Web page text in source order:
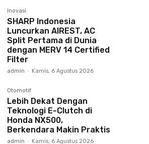
Inovasi
SHARP Indonesia
Luncurkan AIREST, AC
Split Pertama di Dunia
dengan MERV 14 Certified
Filter
admin - Kamis, 6 Agustus 2026
Otomotif
Lebih Dekat Dengan
Teknologi E-Clutch di
Honda NX500,
Berkendara Makin Praktis
admin - Kamis, 6 Agustus 2026